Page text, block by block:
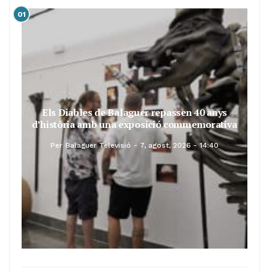
01
Els Diables de Balaguer repassen 40 anys
d’història amb una exposició commemorativa
Per Balaguer Televisió 7, agost, 2026 - 14:40